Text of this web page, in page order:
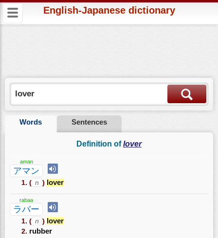
English-Japanese dictionary
Words Sentences
Definition oflover
アマン
aman
( n ) lover
ラバー
rabaa
( n ) lover
rubber